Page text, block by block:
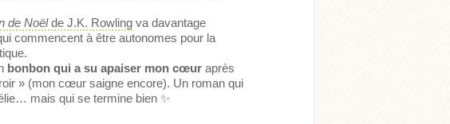
de Noëlde J.K. Rowling va davantage
commencent à être autonomes pour la
bonbon qui a su apaiser mon cœur après
» (mon cœur saigne encore). Un roman qui
mais qui se termine bien✨